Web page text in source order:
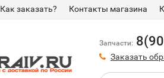
Как заказать? Контакты магазина
Запчасти:
Заказать